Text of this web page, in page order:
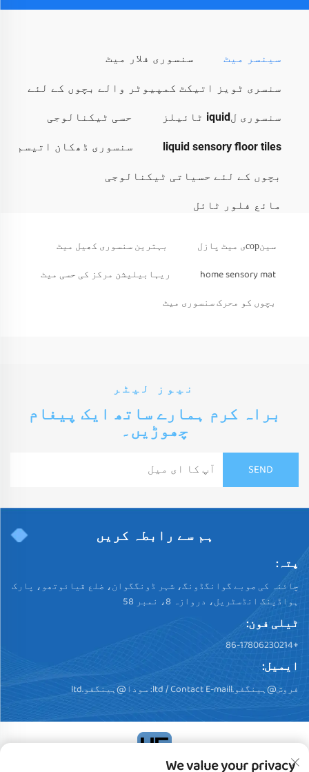
سینسر میٹ سنسوری فلار میٹ
سنسری ٹویز اتیکٹ کمپیوٹر والے بچوں کے لئے
سنسوری لiquid ٹائیلز حسی ٹیکنالوجی
liquid sensory floor tiles سنسوری ڈھکان اتیسم
بچوں کے لئے حسیاتی ٹیکنالوجی
مائع فلور ٹائل
سینсорی میٹ پازل
بہترین سنسوری کھیل میٹ
home sensory mat
ریہابیلیشن مرکز کی حسی میٹ
بچوں کو محرک سنسوری میٹ
نیوز لیٹر
براہ کرم ہمارے ساتھ ایک پیغام
چھوڑیں۔
ہم سے رابطہ کریں
پتہ:
چائنہ کی صوبے گوانگڈونگ، شہر ڈونگگوان، ضلع قیائوتھو، پارک
ہواڈینگ انڈسٹریل، دروازہ 8، نمبر 58
ٹیلی فون:
+86-17806230214
ایمیل:
فروش@ہینگفو.ltd/ Contact E-maill: سودا@ہینگفو.ltd
We value your privacy